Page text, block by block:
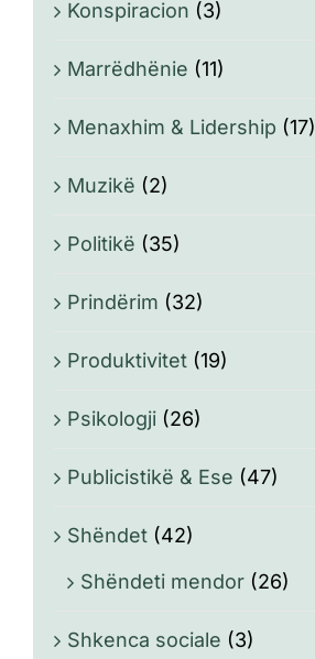
Konspiracion (3)
Marrëdhënie (11)
Menaxhim & Lidership (17)
Muzikë (2)
Politikë (35)
Prindërim (32)
Produktivitet (19)
Psikologji (26)
Publicistikë & Ese (47)
Shëndet (42)
Shëndeti mendor (26)
Shkenca sociale (3)